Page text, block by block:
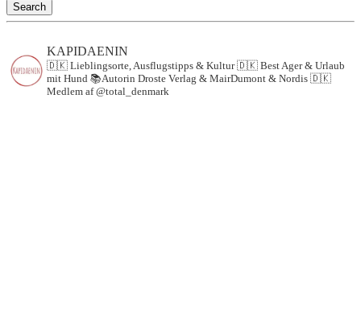
Search
KAPIDAENIN
🇩🇰 Lieblingsorte, Ausflugstipps & Kultur🇩🇰 Best Ager & Urlaub
mit Hund 📚Autorin Droste Verlag & MairDumont & Nordis 🇩🇰
Medlem af @total_denmark